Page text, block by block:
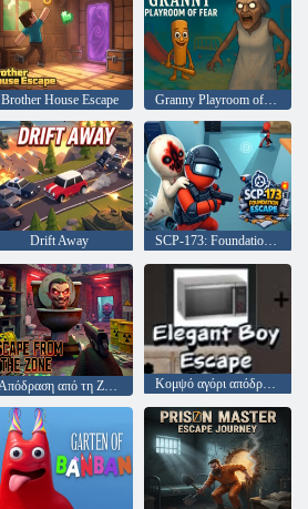
Brother House Escape Granny Playroom of Fear
Drift Away SCP-173: Foundation Escape
Απόδραση από τη Ζώνη Κομψό αγόρι απόδραση